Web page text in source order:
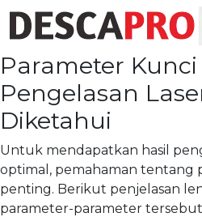
Parameter
Pengelasan
Diketahui
Untuk mendapatkan hasil
optimal, pemahaman tentang
penting. Berikut penjelasan
parameter-parameter